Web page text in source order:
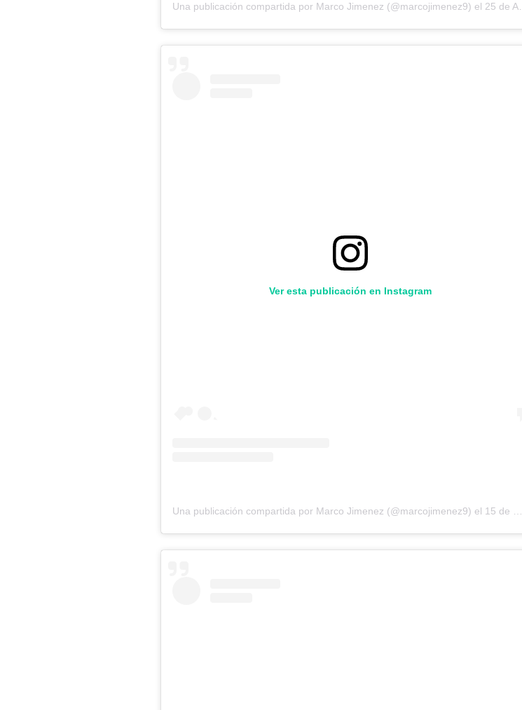
Una publicación compartida por Marco Jimenez (@marcojimenez9) el 25 de Ago de 2018 a las 11:42 PDT
Ver esta publicación en Instagram
Una publicación compartida por Marco Jimenez (@marcojimenez9) el 15 de Sep de 2018 a las 6:32 PDT